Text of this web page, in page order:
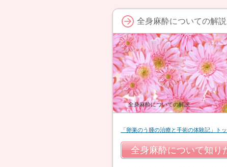
全身麻酔についての解説
全身麻酔についての解説
「卵巣のう腫の治療と手術の体験記」ト
全身麻酔について知り